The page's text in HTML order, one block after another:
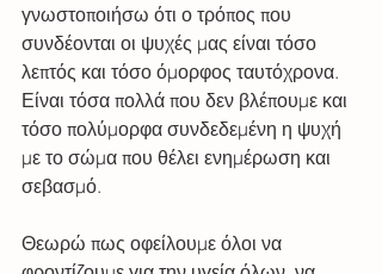
γνωστοποιήσω ότι ο τρόπος που
συνδέονται οι ψυχές μας είναι τόσο
λεπτός και τόσο όμορφος ταυτόχρονα.
Είναι τόσα πολλά που δεν βλέπουμε και
τόσο πολύμορφα συνδεδεμένη η ψυχή
με το σώμα που θέλει ενημέρωση και
σεβασμό.
Θεωρώ πως οφείλουμε όλοι να